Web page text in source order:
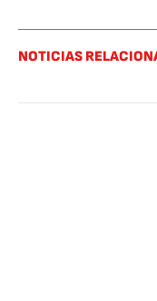
NOTICIAS